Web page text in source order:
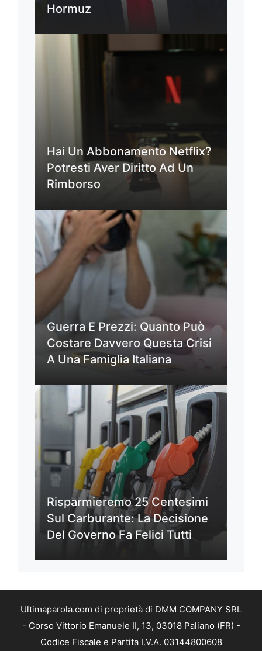
Hormuz
Hai Un Abbonamento Netflix?
Potresti Aver Diritto Ad Un
Rimborso
Guerra E Prezzi: Quanto Può
Costare Davvero Questa Crisi
A Una Famiglia Italiana
Risparmieremo 25 Centesimi
Sul Carburante: La Decisione
Del Governo Fa Felici Tutti
Ultimaparola.com di proprietà di DMM COMPANY SRL
- Corso Vittorio Emanuele II, 13, 03018 Paliano (FR) -
Codice Fiscale e Partita I.V.A. 03144800608